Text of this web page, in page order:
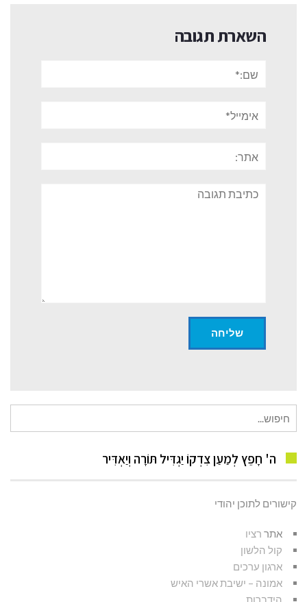
השארת תגובה
תגובה
עבור:
ה' חָפֵץ לְמַעַן צִדְקוֹ יַגְדִּיל תּוֹרָה וְיַאְדִּיר
קישורים לתוכן יהודי
אתר רציו
קול הלשון
ארגון ערכים
אמונה – ישיבת אשרי האיש
הידברות